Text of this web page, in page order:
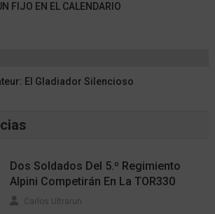
FIJO EN EL CALENDARIO
El Gladiador Silencioso
Dos Soldados Del 5.º Regimiento
Alpini Competirán En La TOR330
Carlos Ultrarun